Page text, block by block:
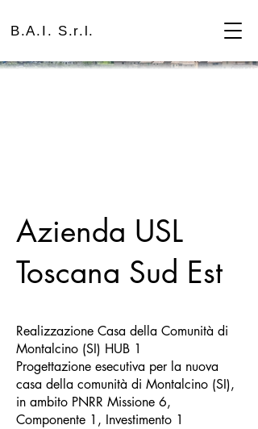
B.A.I. S.r.l.
Azienda USL
Toscana Sud Est
Realizzazione Casa della Comunità di
Montalcino (SI) HUB 1
Progettazione esecutiva per la nuova
casa della comunità di Montalcino (SI),
in ambito PNRR Missione 6,
Componente 1, Investimento 1